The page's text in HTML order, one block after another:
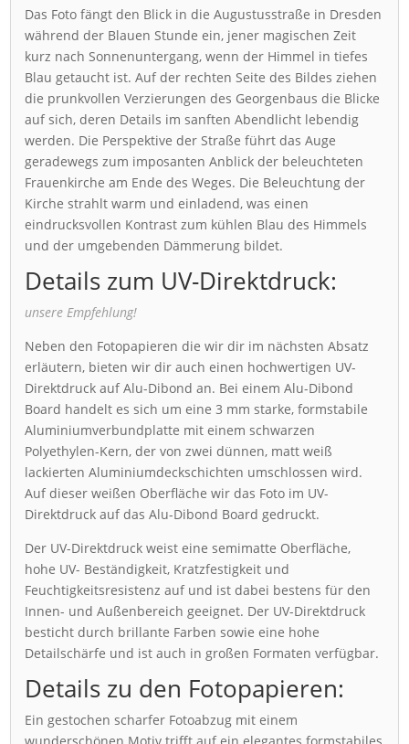
Das Foto fängt den Blick in die Augustusstraße in Dresden
während der Blauen Stunde ein, jener magischen Zeit
kurz nach Sonnenuntergang, wenn der Himmel in tiefes
Blau getaucht ist. Auf der rechten Seite des Bildes ziehen
die prunkvollen Verzierungen des Georgenbaus die Blicke
auf sich, deren Details im sanften Abendlicht lebendig
werden. Die Perspektive der Straße führt das Auge
geradewegs zum imposanten Anblick der beleuchteten
Frauenkirche am Ende des Weges. Die Beleuchtung der
Kirche strahlt warm und einladend, was einen
eindrucksvollen Kontrast zum kühlen Blau des Himmels
und der umgebenden Dämmerung bildet.
Details zum UV-Direktdruck:
unsere Empfehlung!
Neben den Fotopapieren die wir dir im nächsten Absatz
erläutern, bieten wir dir auch einen hochwertigen UV-
Direktdruck auf Alu-Dibond an. Bei einem Alu-Dibond
Board handelt es sich um eine 3 mm starke, formstabile
Aluminiumverbundplatte mit einem schwarzen
Polyethylen-Kern, der von zwei dünnen, matt weiß
lackierten Aluminiumdeckschichten umschlossen wird.
Auf dieser weißen Oberfläche wir das Foto im UV-
Direktdruck auf das Alu-Dibond Board gedruckt.
Der UV-Direktdruck weist eine semimatte Oberfläche,
hohe UV- Beständigkeit, Kratzfestigkeit und
Feuchtigkeitsresistenz auf und ist dabei bestens für den
Innen- und Außenbereich geeignet. Der UV-Direktdruck
besticht durch brillante Farben sowie eine hohe
Detailschärfe und ist auch in großen Formaten verfügbar.
Details zu den Fotopapieren:
Ein gestochen scharfer Fotoabzug mit einem